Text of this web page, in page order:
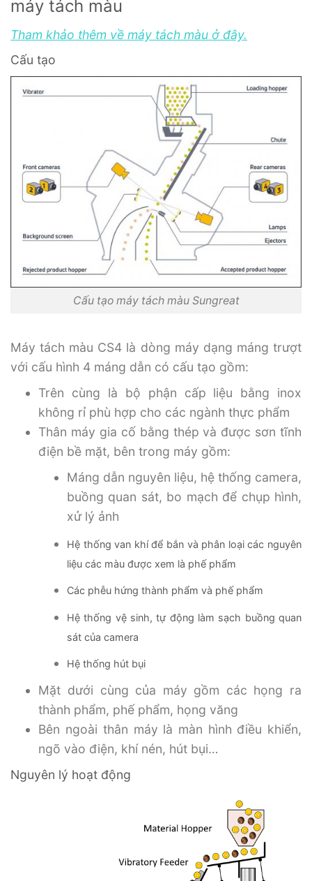
máy tách màu
Tham khảo thêm về máy tách màu ở đây.
Cấu tạo
Cấu tạo máy tách màu Sungreat
Máy tách màu CS4 là dòng máy dạng máng trượt
với cấu hình 4 máng dẫn có cấu tạo gồm:
Trên cùng là bộ phận cấp liệu bằng inox
không rỉ phù hợp cho các ngành thực phẩm
Thân máy gia cố bằng thép và được sơn tĩnh
điện bề mặt, bên trong máy gồm:
Máng dẫn nguyên liệu, hệ thống camera,
buồng quan sát, bo mạch để chụp hình,
xử lý ảnh
Hệ thống van khí để bắn và phân loại các nguyên
liệu các màu được xem là phế phẩm
Các phễu hứng thành phẩm và phế phẩm
Hệ thống vệ sinh, tự động làm sạch buồng quan
sát của camera
Hệ thống hút bụi
Mặt dưới cùng của máy gồm các họng ra
thành phẩm, phế phẩm, họng văng
Bên ngoài thân máy là màn hình điều khiển,
ngõ vào điện, khí nén, hút bụi…
Nguyên lý hoạt động